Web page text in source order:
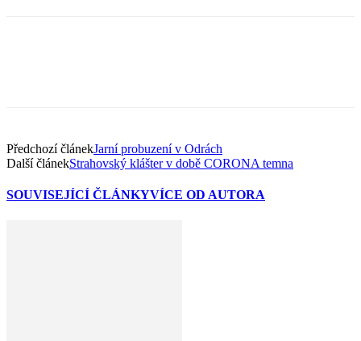
Předchozí článekJarní probuzení v Odrách
Další článekStrahovský klášter v době CORONA temna
SOUVISEJÍCÍ ČLÁNKYVÍCE OD AUTORA